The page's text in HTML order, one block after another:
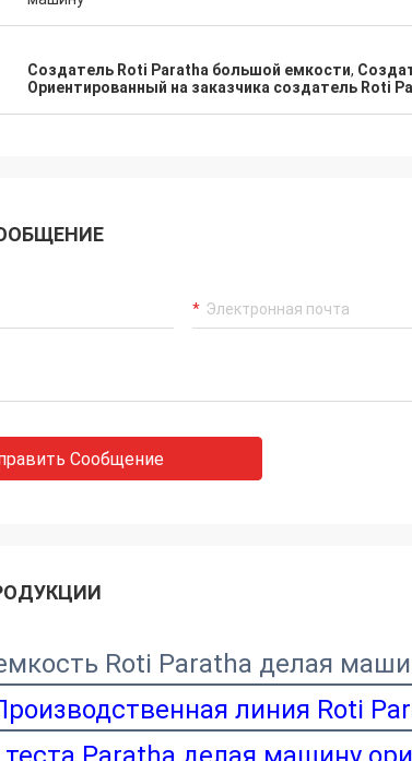
Создатель Roti Paratha большой емкости,
Ориентированный на заказчика создатель Roti
Сообщение
Roti Paratha делая
линия Roti